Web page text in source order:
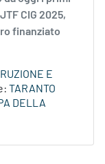
CIG 2025,
finanziato
E
TARANTO
DELLA